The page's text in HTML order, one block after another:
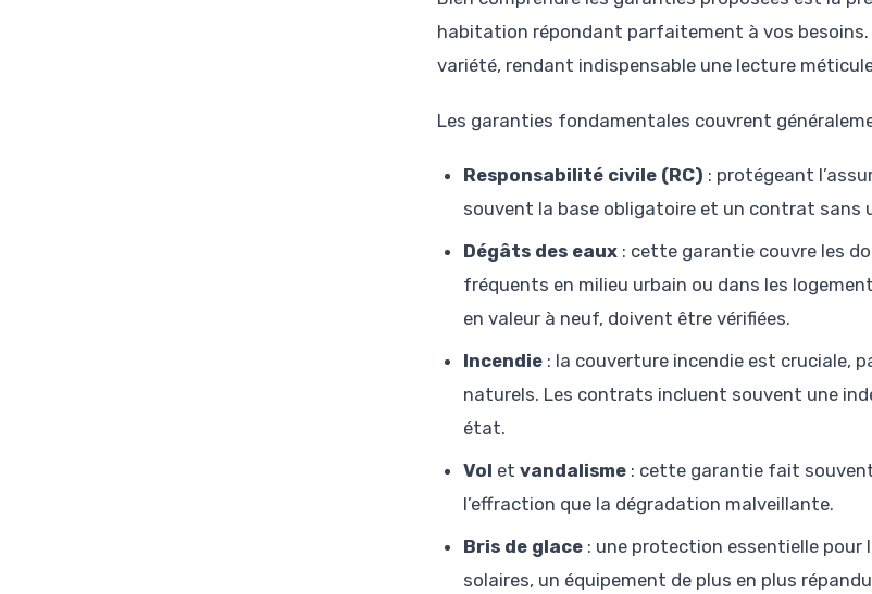
habitation répondant parfaitement à vos
variété, rendant indispensable une lecture
Les garanties fondamentales couvrent
Responsabilité civile (RC) : protégeant
souvent la base obligatoire et un contrat sans
Dégâts des eaux : cette garantie couvre les
fréquents en milieu urbain ou dans les
en valeur à neuf, doivent être vérifiées.
Incendie : la couverture incendie est cruciale,
naturels. Les contrats incluent souvent une
état.
Vol et vandalisme : cette garantie fait
l’effraction que la dégradation malveillante.
Bris de glace : une protection essentielle pour
solaires, un équipement de plus en plus